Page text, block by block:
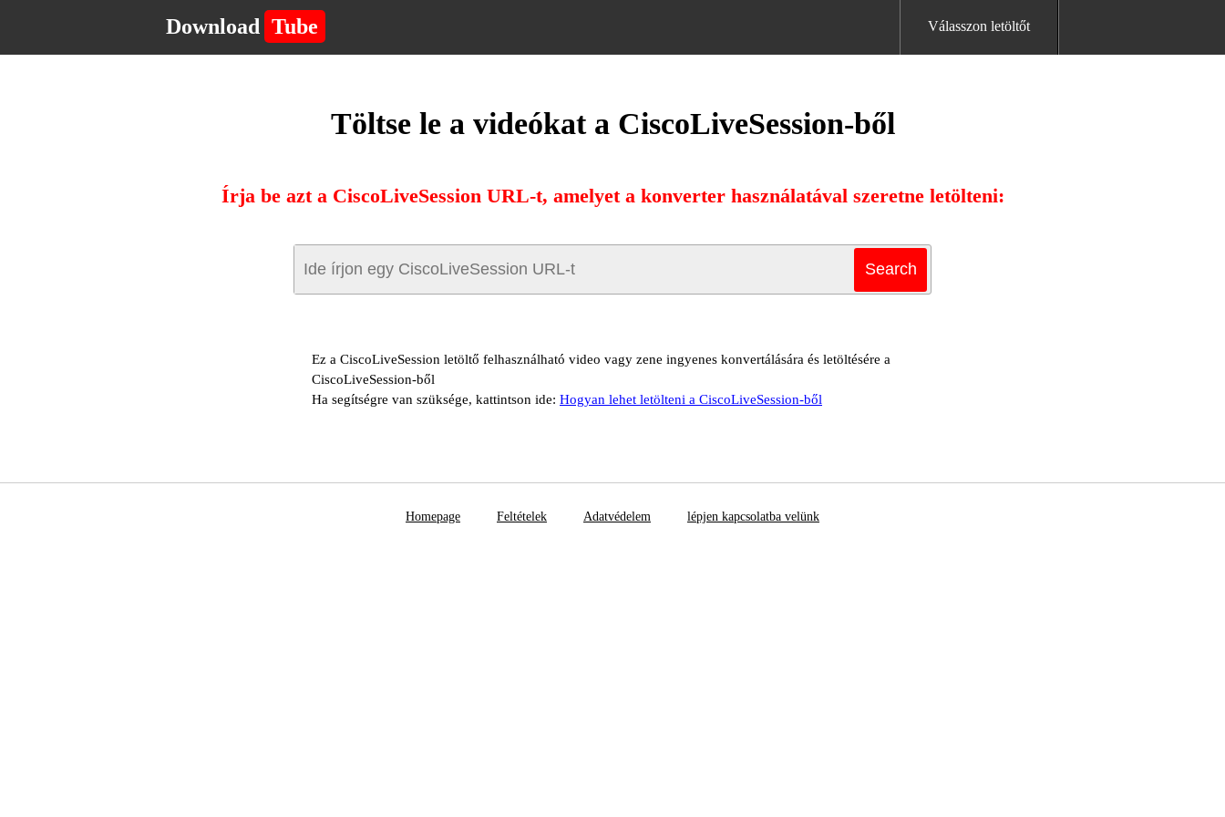
Download Tube Válasszon letöltőt
Töltse le a videókat a CiscoLiveSession-ből
Írja be azt a CiscoLiveSession URL-t, amelyet a konverter használatával szeretne letölteni:
Ez a CiscoLiveSession letöltő felhasználható video vagy zene ingyenes konvertálására és letöltésére a
CiscoLiveSession-ből
Ha segítségre van szüksége, kattintson ide: Hogyan lehet letölteni a CiscoLiveSession-ből
Homepage Feltételek Adatvédelem lépjen kapcsolatba velünk